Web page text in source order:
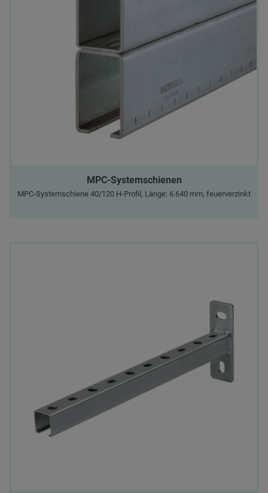
MPC-Systemschienen
MPC-Systemschiene 40/120 H-Profil, Länge: 6.640 mm, feuerverzinkt